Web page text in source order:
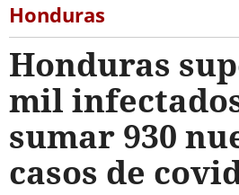
Honduras
Honduras
mil
sumar 930
casos de